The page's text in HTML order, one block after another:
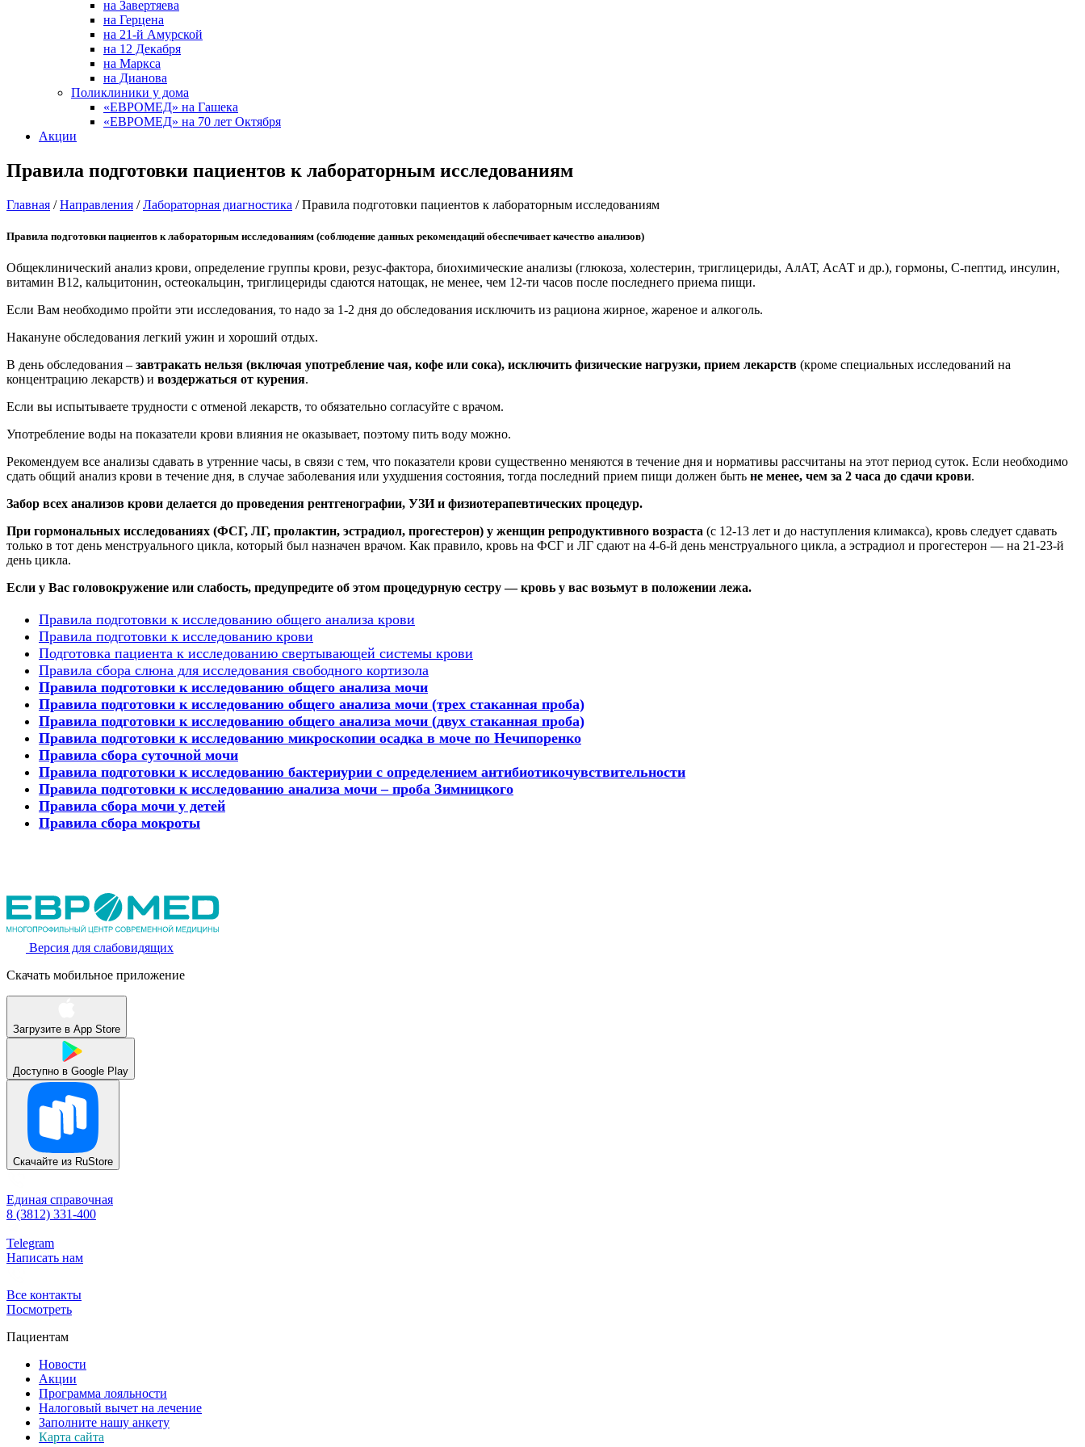
на Завертяева
на Герцена
на 21-й Амурской
на 12 Декабря
на Маркса
на Дианова
Поликлиники у дома
«ЕВРОМЕД» на Гашека
«ЕВРОМЕД» на 70 лет Октября
Акции
Правила подготовки пациентов к лабораторным исследованиям
Главная /Направления /Лабораторная диагностика /Правила подготовки пациентов к лабораторным исследованиям
Правила подготовки пациентов к лабораторным исследованиям (соблюдение данных рекомендаций обеспечивает качество анализов)
Общеклинический анализ крови, определение группы крови, резус-фактора, биохимические анализы (глюкоза, холестерин, триглицериды, АлАТ, АсАТ и др.), гормоны, С-пептид, инсулин,
витамин В12, кальцитонин, остеокальцин, триглицериды сдаются натощак, не менее, чем 12-ти часов после последнего приема пищи.
Если Вам необходимо пройти эти исследования, то надо за 1-2 дня до обследования исключить из рациона жирное, жареное и алкоголь.
Накануне обследования легкий ужин и хороший отдых.
В день обследования – завтракать нельзя (включая употребление чая, кофе или сока), исключить физические нагрузки, прием лекарств (кроме специальных исследований на
концентрацию лекарств) и воздержаться от курения.
Если вы испытываете трудности с отменой лекарств, то обязательно согласуйте с врачом.
Употребление воды на показатели крови влияния не оказывает, поэтому пить воду можно.
Рекомендуем все анализы сдавать в утренние часы, в связи с тем, что показатели крови существенно меняются в течение дня и нормативы рассчитаны на этот период суток. Если необходимо
сдать общий анализ крови в течение дня, в случае заболевания или ухудшения состояния, тогда последний прием пищи должен быть не менее, чем за 2 часа до сдачи крови.
Забор всех анализов крови делается до проведения рентгенографии, УЗИ и физиотерапевтических процедур.
При гормональных исследованиях (ФСГ, ЛГ, пролактин, эстрадиол, прогестерон) у женщин репродуктивного возраста (с 12-13 лет и до наступления климакса), кровь следует сдавать
только в тот день менструального цикла, который был назначен врачом. Как правило, кровь на ФСГ и ЛГ сдают на 4-6-й день менструального цикла, а эстрадиол и прогестерон — на 21-23-й
день цикла.
Если у Вас головокружение или слабость, предупредите об этом процедурную сестру — кровь у вас возьмут в положении лежа.
Правила подготовки к исследованию общего анализа крови
Правила подготовки к исследованию крови
Подготовка пациента к исследованию свертывающей системы крови
Правила сбора слюна для исследования свободного кортизола
Правила подготовки к исследованию общего анализа мочи
Правила подготовки к исследованию общего анализа мочи (трех стаканная проба)
Правила подготовки к исследованию общего анализа мочи (двух стаканная проба)
Правила подготовки к исследованию микроскопии осадка в моче по Нечипоренко
Правила сбора суточной мочи
Правила подготовки к исследованию бактериурии с определением антибиотикочувствительности
Правила подготовки к исследованию анализа мочи – проба Зимницкого
Правила сбора мочи у детей
Правила сбора мокроты
Версия для слабовидящих
Скачать мобильное приложение
Загрузите в App Store
Доступно в Google Play
Скачайте из RuStore
Единая справочная
8 (3812) 331-400
Telegram
Написать нам
Все контакты
Посмотреть
Пациентам
Новости
Акции
Программа лояльности
Налоговый вычет на лечение
Заполните нашу анкету
Карта сайта